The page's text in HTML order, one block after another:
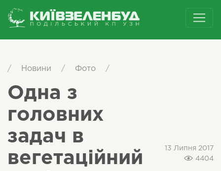
/ Новини / Фото /
Одна з
головних
задач в
вегетаційний
13 Липня 2017
4404